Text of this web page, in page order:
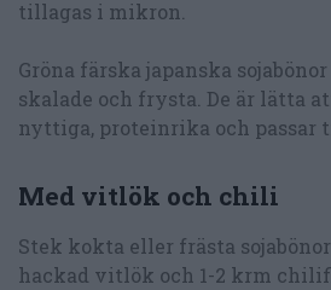
tillagas i mikron.
Gröna färska japanska sojabönor
skalade och frysta. De är lätta
nyttiga, proteinrika och passar
Med vitlök och chili
Stek kokta eller frästa
hackad vitlök och 1-2 krm